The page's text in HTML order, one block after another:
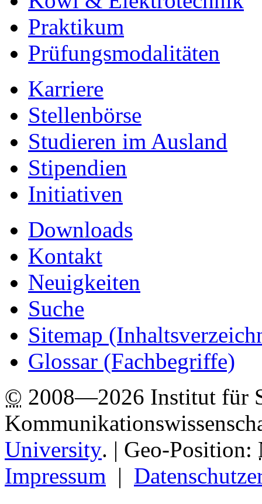
Praktikum
Prüfungsmodalitäten
Karriere
Stellenbörse
Studieren im Ausland
Stipendien
Initiativen
Downloads
Kontakt
Neuigkeiten
Suche
Sitemap
Glossar (Fachbegriffe)
© 2008—2026 Institut für
University. | Geo-Position:
Impressum |